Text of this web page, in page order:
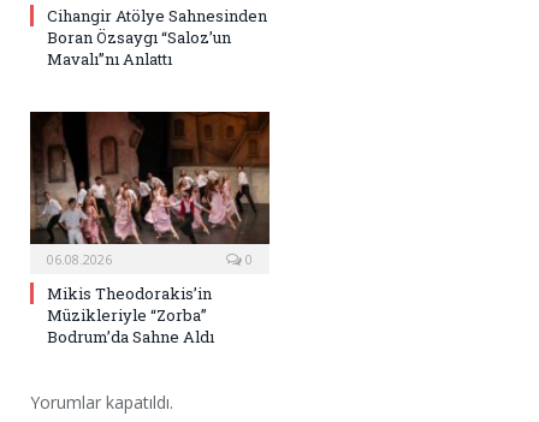
Cihangir Atölye Sahnesinden
Boran Özsaygı “Saloz’un
Mavalı”nı Anlattı
06.08.2026 0
Mikis Theodorakis’in
Müzikleriyle “Zorba”
Bodrum’da Sahne Aldı
Yorumlar kapatıldı.